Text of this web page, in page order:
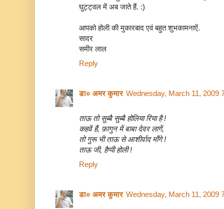
घुट्ट्वल में अब जाते हैं. :)
आपको होली की मुकारबाद एवं बहुत शुभकामनाऐं.
सादर
समीर लाल
Reply
डा० अमर कुमार Wednesday, March 11, 2009
ताऊ तो सुब्बै सुब्बै होलिया रिया है !
कहवें हैं, फ़ागुन में बाबा देवर लागें,
तो गुरू भी ताऊ से आशीर्वाद माँगे !
ताऊ जी, हैप्पी होली !
Reply
डा० अमर कुमार Wednesday, March 11, 2009